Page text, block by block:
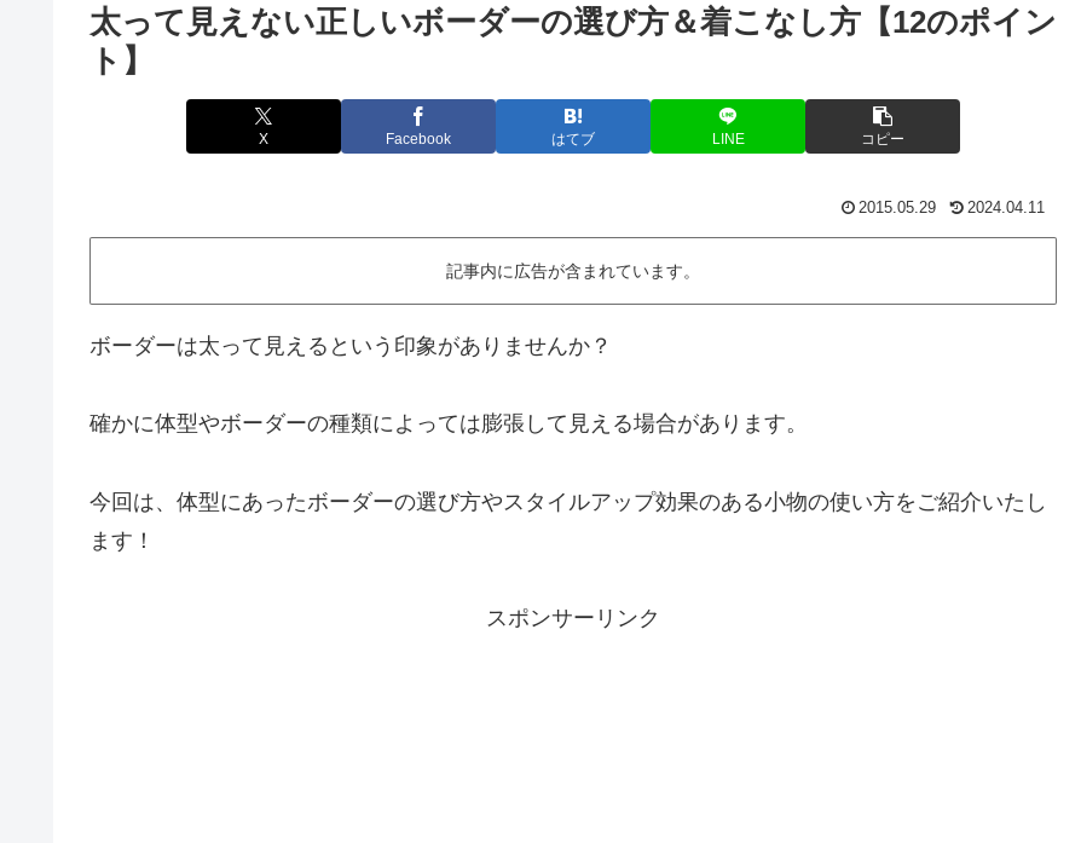
太って見えない正しいボーダーの選び方＆着こなし方【12のポイン
ト】
X Facebook はてブ LINE コピー
2015.05.29 2024.04.11
記事内に広告が含まれています。
ボーダーは太って見えるという印象がありませんか？
確かに体型やボーダーの種類によっては膨張して見える場合があります。
今回は、体型にあったボーダーの選び方やスタイルアップ効果のある小物の使い方をご紹介いたし
ます！
スポンサーリンク